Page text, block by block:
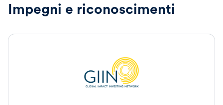
Impegni e riconoscimenti